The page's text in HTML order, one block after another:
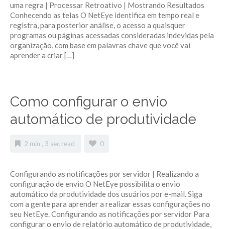
uma regra | Processar Retroativo | Mostrando Resultados
Conhecendo as telas O NetEye identifica em tempo real e
registra, para posterior análise, o acesso a quaisquer
programas ou páginas acessadas consideradas indevidas pela
organização, com base em palavras chave que você vai
aprender a criar […]
Como configurar o envio
automático de produtividade
2 min , 3 sec read 0
Configurando as notificações por servidor | Realizando a
configuração de envio O NetEye possibilita o envio
automático da produtividade dos usuários por e-mail. Siga
com a gente para aprender a realizar essas configurações no
seu NetEye. Configurando as notificações por servidor Para
configurar o envio de relatório automático de produtividade,